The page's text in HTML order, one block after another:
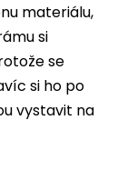
materiálu,
si
se
si ho po
vystavit na